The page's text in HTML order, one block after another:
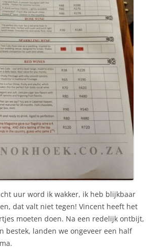
uur word ik wakker, ik heb blijkbaar
dat valt niet tegen! Vincent heeft het
moeten doen. Na een redelijk ontbijt,
bestek, landen we ongeveer een half